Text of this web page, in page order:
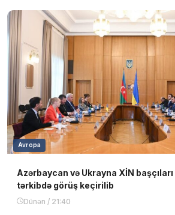
Avropa
Azərbaycan və Ukrayna XİN
tərkibdə görüş keçirilib
Dünən / 21:40